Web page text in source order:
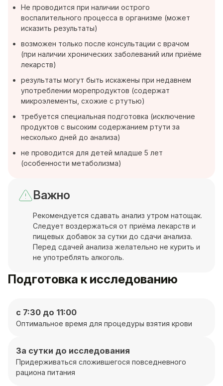
Не проводится при наличии острого
воспалительного процесса в организме (может
исказить результаты)
возможен только после консультации с врачом
(при наличии хронических заболеваний или приёме
лекарств)
результаты могут быть искажены при недавнем
употреблении морепродуктов (содержат
микроэлементы, схожие с ртутью)
требуется специальная подготовка (исключение
продуктов с высоким содержанием ртути за
несколько дней до анализа)
не проводится для детей младше 5 лет
(особенности метаболизма)
Важно
Рекомендуется сдавать анализ утром натощак.
Следует воздержаться от приёма лекарств и
пищевых добавок за сутки до сдачи анализа.
Перед сдачей анализа желательно не курить и
не употреблять алкоголь.
Подготовка к исследованию
с 7:30 до 11:00
Оптимальное время для процедуры взятия крови
За сутки до исследования
Придерживаться сложившегося повседневного
рациона питания